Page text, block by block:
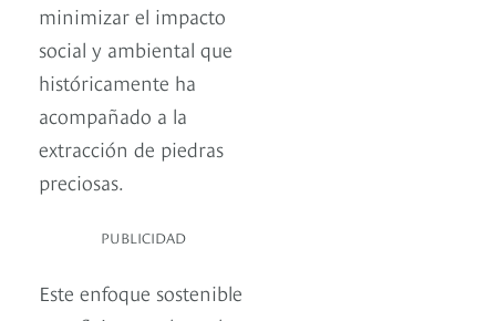
minimizar el impacto
social y ambiental que
históricamente ha
acompañado a la
extracción de piedras
preciosas.
PUBLICIDAD
Este enfoque sostenible